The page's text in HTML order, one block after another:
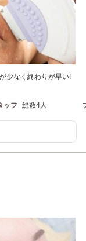
少なく終わりが早い!
ッフ 総数4人